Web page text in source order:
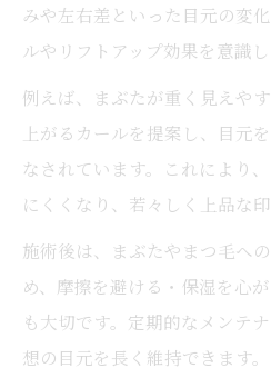
みや左右差といった目元の変
ルやリフトアップ効果を意識
例えば、まぶたが重く見えや
上がるカールを提案し、目元
なされています。これにより
にくくなり、若々しく上品な
施術後は、まぶたやまつ毛へ
め、摩擦を避ける・保湿を心
も大切です。定期的なメンテ
想の目元を長く維持できます。